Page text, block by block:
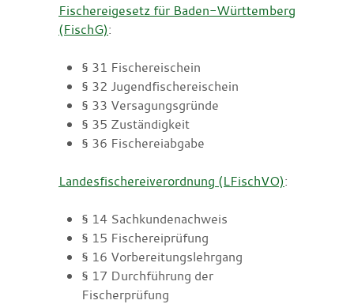
Fischereigesetz für Baden-Württemberg
(FischG):
§ 31 Fischereischein
§ 32 Jugendfischereischein
§ 33 Versagungsgründe
§ 35 Zuständigkeit
§ 36 Fischereiabgabe
Landesfischereiverordnung (LFischVO):
§ 14Sachkundenachweis
§ 15 Fischereiprüfung
§ 16 Vorbereitungslehrgang
§ 17 Durchführung der
Fischerprüfung